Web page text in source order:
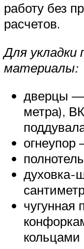
работу без
расчетов.
Для
материалы:
дверцы —
метра),
огнеупор
духовка-
чугунная
кольцами